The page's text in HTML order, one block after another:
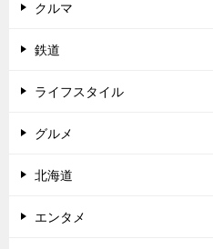
クルマ
鉄道
ライフスタイル
グルメ
北海道
エンタメ